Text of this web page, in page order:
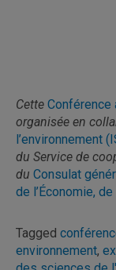
Cette Conférence
organisée en
l’environnement
du Service de
du Consulat
de l’Économie,
Tagged
environnement,